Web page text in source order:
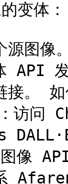
变体：
源图
发
链接
访问
API